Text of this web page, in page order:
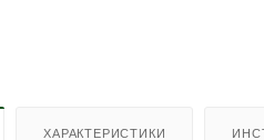
ХАРАКТЕРИСТИКИ